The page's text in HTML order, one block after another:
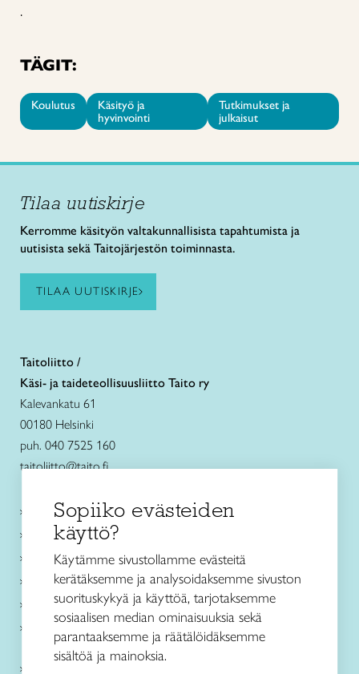
.
TÄGIT:
Koulutus
Käsityö ja
hyvinvointi
Tutkimukset ja
julkaisut
Tilaa uutiskirje
Kerromme käsityön valtakunnallisista tapahtumista ja
uutisista sekä Taitojärjestön toiminnasta.
TILAA UUTISKIRJE
Taitoliitto /
Käsi- ja taideteollisuusliitto Taito ry
Kalevankatu 61
00180 Helsinki
puh. 040 7525 160
taitoliitto@taito.fi
Käsityökurssit ja koulutus
Ajankohtaista
Käsityöohjeet
Me olemme Taito
Paikallinen toiminta
Verkkokaupat
Kirjaudu Arviin
Sopiiko evästeiden
käyttö?
Käytämme sivustollamme evästeitä
kerätäksemme ja analysoidaksemme sivuston
suorituskykyä ja käyttöä, tarjotaksemme
sosiaalisen median ominaisuuksia sekä
parantaaksemme ja räätälöidäksemme
sisältöä ja mainoksia.